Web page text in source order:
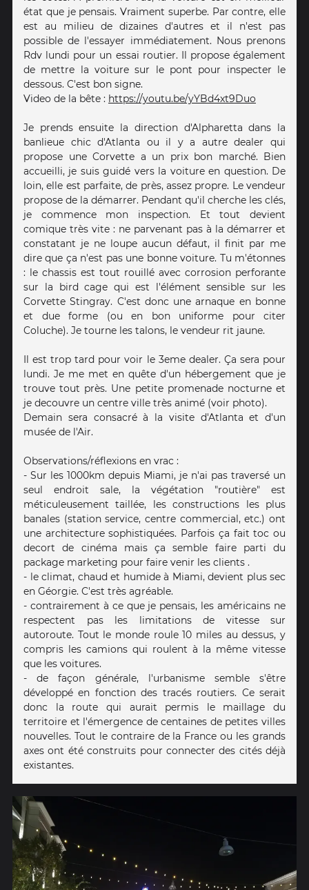
état que je pensais. Vraiment superbe. Par contre, elle
est au milieu de dizaines d'autres et il n'est pas
possible de l'essayer immédiatement. Nous prenons
Rdv lundi pour un essai routier. Il propose également
de mettre la voiture sur le pont pour inspecter le
dessous. C'est bon signe.
Video de la bête : https://youtu.be/yYBd4xt9Duo
Je prends ensuite la direction d'Alpharetta dans la
banlieue chic d'Atlanta ou il y a autre dealer qui
propose une Corvette a un prix bon marché. Bien
accueilli, je suis guidé vers la voiture en question. De
loin, elle est parfaite, de près, assez propre. Le vendeur
propose de la démarrer. Pendant qu'il cherche les clés,
je commence mon inspection. Et tout devient
comique très vite : ne parvenant pas à la démarrer et
constatant je ne loupe aucun défaut, il finit par me
dire que ça n'est pas une bonne voiture. Tu m'étonnes
: le chassis est tout rouillé avec corrosion perforante
sur la bird cage qui est l'élément sensible sur les
Corvette Stingray. C'est donc une arnaque en bonne
et due forme (ou en bon uniforme pour citer
Coluche). Je tourne les talons, le vendeur rit jaune.
Il est trop tard pour voir le 3eme dealer. Ça sera pour
lundi. Je me met en quête d'un hébergement que je
trouve tout près. Une petite promenade nocturne et
je decouvre un centre ville très animé (voir photo).
Demain sera consacré à la visite d'Atlanta et d'un
musée de l'Air.
Observations/réflexions en vrac :
- Sur les 1000km depuis Miami, je n'ai pas traversé un
seul endroit sale, la végétation "routière" est
méticuleusement taillée, les constructions les plus
banales (station service, centre commercial, etc.) ont
une architecture sophistiquées. Parfois ça fait toc ou
decort de cinéma mais ça semble faire parti du
package marketing pour faire venir les clients .
- le climat, chaud et humide à Miami, devient plus sec
en Géorgie. C'est très agréable.
- contrairement à ce que je pensais, les américains ne
respectent pas les limitations de vitesse sur
autoroute. Tout le monde roule 10 miles au dessus, y
compris les camions qui roulent à la même vitesse
que les voitures.
- de façon générale, l'urbanisme semble s'être
développé en fonction des tracés routiers. Ce serait
donc la route qui aurait permis le maillage du
territoire et l'émergence de centaines de petites villes
nouvelles. Tout le contraire de la France ou les grands
axes ont été construits pour connecter des cités déjà
existantes.